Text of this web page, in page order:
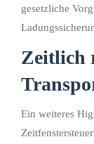
gesetzliche
Zeitlich
Ein weiteres